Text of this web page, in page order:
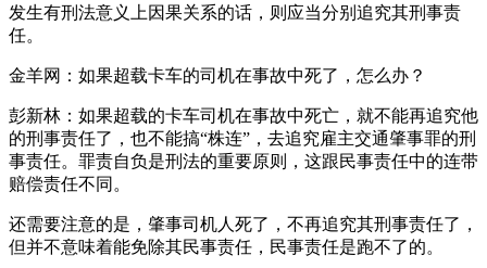
发生有刑法意义上因果关系的话，则应当分别追究其刑事责
任。
金羊网：如果超载卡车的司机在事故中死了，怎么办？
彭新林：如果超载的卡车司机在事故中死亡，就不能再追究他
的刑事责任了，也不能搞“株连”，去追究雇主交通肇事罪的刑
事责任。罪责自负是刑法的重要原则，这跟民事责任中的连带
赔偿责任不同。
还需要注意的是，肇事司机人死了，不再追究其刑事责任了，
但并不意味着能免除其民事责任，民事责任是跑不了的。